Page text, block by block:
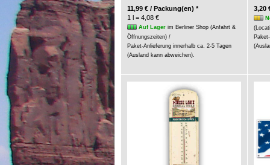
11,99 € / Packung(en) *
1 l = 4,08 €
Auf Lagerim Berliner Shop (Anfahrt &
Öffnungszeiten) /
Paket-Anlieferung innerhalb ca. 2-5 Tagen
(Ausland kann abweichen).
3,20